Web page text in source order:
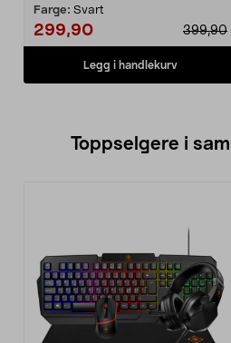
Farge: Svart
399,90
299,90
Legg i handlekurv
Toppselgere i